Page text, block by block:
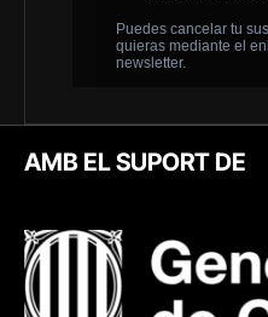
AMB EL SUPORT DE